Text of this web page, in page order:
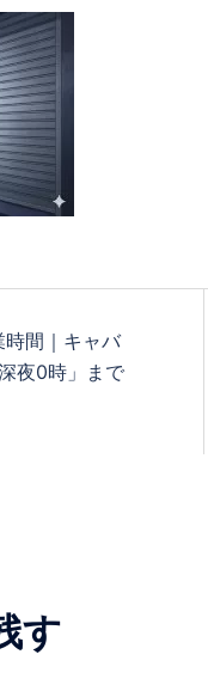
時間｜キャバ
夜0時」まで
す